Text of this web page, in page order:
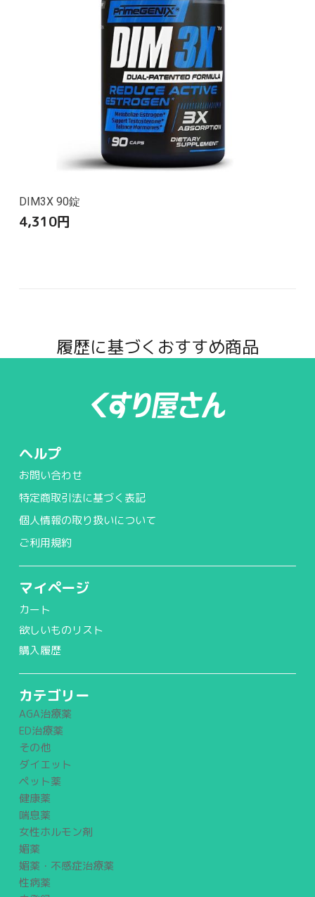
DIM3X 90錠
4,310円
履歴に基づくおすすめ商品
ヘルプ
お問い合わせ
特定商取引法に基づく表記
個人情報の取り扱いについて
ご利用規約
マイページ
カート
欲しいものリスト
購入履歴
カテゴリー
AGA治療薬
ED治療薬
その他
ダイエット
ペット薬
健康薬
喘息薬
女性ホルモン剤
媚薬
媚薬・不感症治療薬
性病薬